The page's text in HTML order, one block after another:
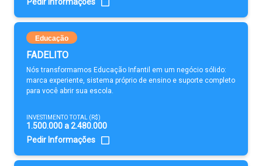
Educação
FADELITO
Nós transformamos Educação Infantil em um negócio sólido:
marca experiente, sistema próprio de ensino e suporte completo
para você abrir sua escola.
INVESTIMENTO TOTAL (R$)
1.500.000 a 2.480.000
Pedir Informações